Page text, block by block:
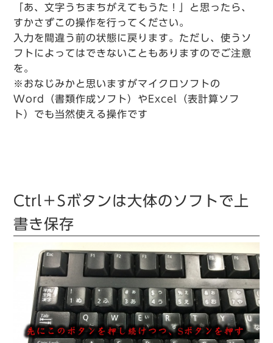
「あ、文字うちまちがえてもうた！」と思ったら、
すかさずこの操作を行ってください。
入力を間違う前の状態に戻ります。ただし、使うソ
フトによってはできないこともありますのでご注意
を。
※おなじみかと思いますがマイクロソフトの
Word（書類作成ソフト）やExcel（表計算ソフ
ト）でも当然使える操作です
Ctrl＋Sボタンは大体のソフトで上
書き保存